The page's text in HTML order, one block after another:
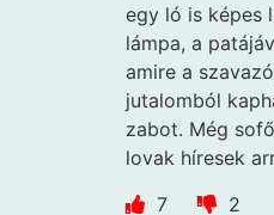
egy ló is képes
lámpa, a
amire a
jutalomból
zabot. Még
lovak híresek
7
2